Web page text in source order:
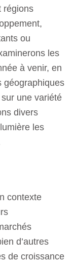
régions
ou
les
à venir, en
géographiques
une variété
divers
les
contexte
d’autres
de croissance